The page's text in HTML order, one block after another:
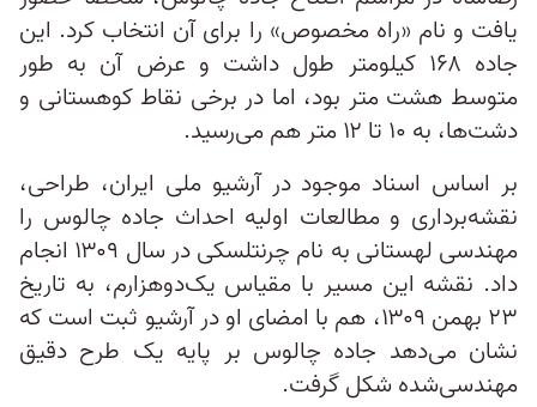
یافت و نام «راه مخصوص» را برای آن انتخاب کرد. این
جاده‌ ۱۶۸ کیلومتر طول داشت و عرض آن به‌ طور
متوسط هشت متر بود، اما در برخی نقاط کوهستانی و
دشت‌ها، به ۱۰ تا ۱۲ متر هم می‌رسید.
بر اساس اسناد موجود در آرشیو ملی ایران، طراحی،
نقشه‌برداری و مطالعات اولیه احداث جاده چالوس را
مهندسی لهستانی به نام چرنتلسکی در سال ۱۳۰۹ انجام
داد. نقشه این مسیر با مقیاس یک‌دو‌هزارم، به تاریخ
۲۳ بهمن ۱۳۰۹، هم با امضای او در آرشیو ثبت است که
نشان می‌دهد جاده چالوس بر پایه یک طرح دقیق
مهندسی‌شده شکل گرفت.